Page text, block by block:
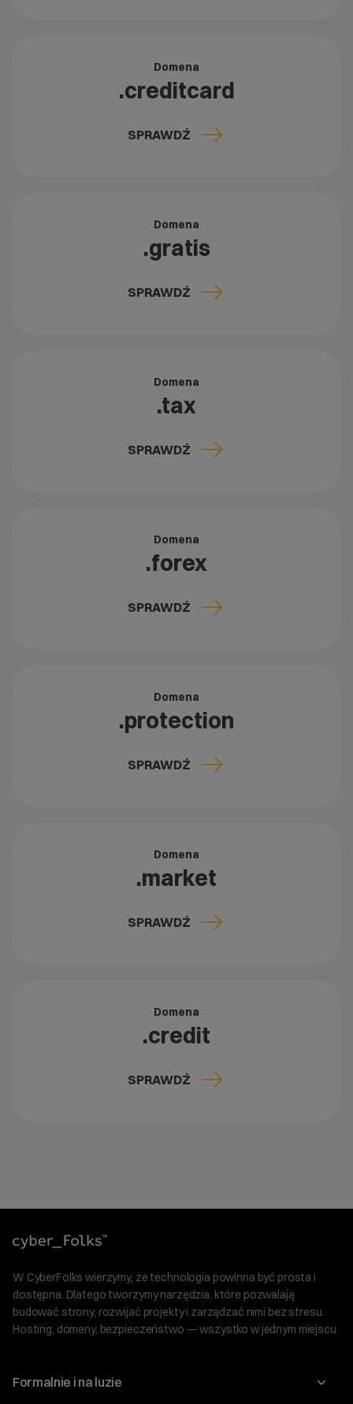
Domena
.creditcard
SPRAWDŹ
Domena
.gratis
SPRAWDŹ
Domena
.tax
SPRAWDŹ
Domena
.forex
SPRAWDŹ
Domena
.protection
SPRAWDŹ
Domena
.market
SPRAWDŹ
Domena
.credit
SPRAWDŹ
W CyberFolks wierzymy, że technologia powinna być prosta i
dostępna. Dlatego tworzymy narzędzia, które pozwalają
budować strony, rozwijać projekty i zarządzać nimi bez stresu.
Hosting, domeny, bezpieczeństwo — wszystko w jednym miejscu.
Formalnie i na luzie